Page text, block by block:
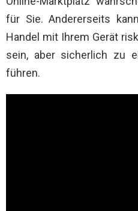
für Sie. Andererseits
Handel mit Ihrem Gerät
sein, aber sicherlich zu
führen.